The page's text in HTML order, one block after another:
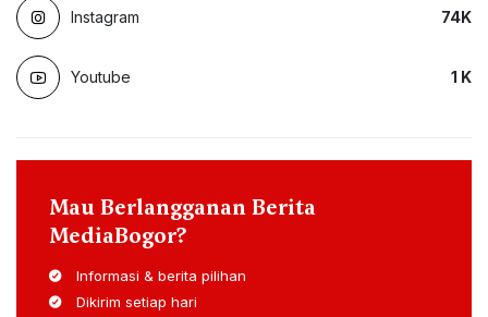
Instagram 74K
Youtube 1 K
Mau Berlangganan Berita
MediaBogor?
Informasi & berita pilihan
Dikirim setiap hari